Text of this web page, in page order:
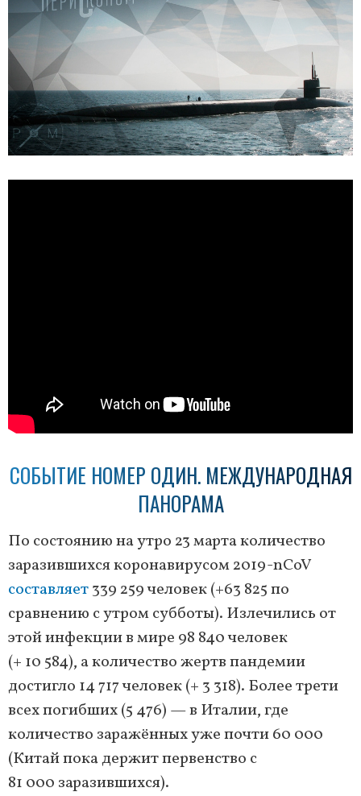
СОБЫТИЕ НОМЕР ОДИН. МЕЖДУНАРОДНАЯ
ПАНОРАМА
По состоянию на утро 23 марта количество
заразившихся коронавирусом 2019-nCoV
составляет339 259 человек (+63 825 по
сравнению с утром субботы). Излечились от
этой инфекции в мире 98 840 человек
(+ 10 584), а количество жертв пандемии
достигло 14 717 человек (+ 3 318). Более трети
всех погибших (5 476) — в Италии, где
количество заражённых уже почти 60 000
(Китай пока держит первенство с
81 000 заразившихся).